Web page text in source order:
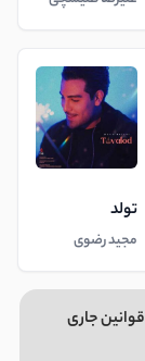
تولد
مجید رضوی
جاری